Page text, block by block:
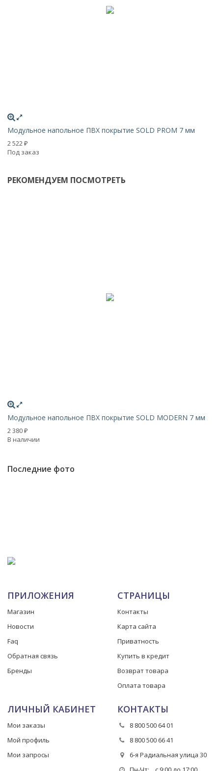
Модульное напольное ПВХ покрытие SOLD PROM 7 мм
2 522 ₽
Под заказ
РЕКОМЕНДУЕМ ПОСМОТРЕТЬ
Модульное напольное ПВХ покрытие SOLD MODERN 7 мм
2 380 ₽
В наличии
Последние фото
ПРИЛОЖЕНИЯ
Магазин
Новости
Faq
Обратная связь
Бренды
СТРАНИЦЫ
Контакты
Карта сайта
Приватность
Купить в кредит
Возврат товара
Оплата товара
ЛИЧНЫЙ КАБИНЕТ
Мои заказы
Мой профиль
Мои запросы
КОНТАКТЫ
8 800 500 64 01
8 800 500 66 41
6-я Радиальная улица 30